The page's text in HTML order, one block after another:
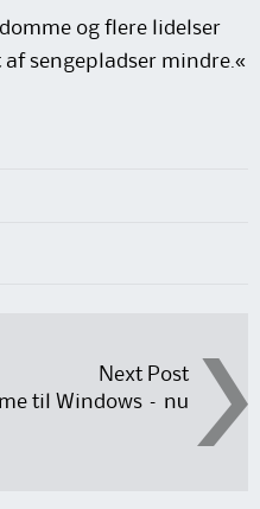
og flere lidelser
sengepladser mindre.«
Next Post
til Windows – nu